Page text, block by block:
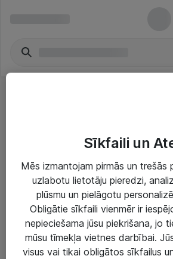
Risinājumi & Pakalpojumi
IT serviss un atbalsts
IT infrastruktūra
Sīkfaili un
Mēs izmantojam pirmās un trešās
uzlabotu lietotāju pieredzi,
plūsmu un pielāgotu
Obligātie sīkfaili vienmēr ir
nepieciešama jūsu piekrišana, jo
mūsu tīmekļa vietnes darbībai.
visus vai tikai obligātos sīkfailus